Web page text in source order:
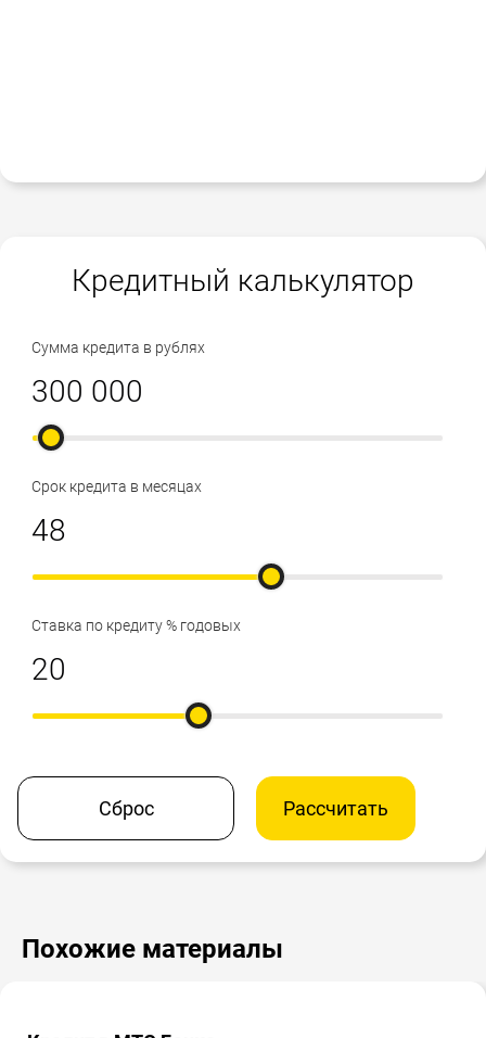
Кредитный калькулятор
Сумма кредита в рублях
Срок кредита в месяцах
Ставка по кредиту % годовых
Сброс Рассчитать
Похожие материалы